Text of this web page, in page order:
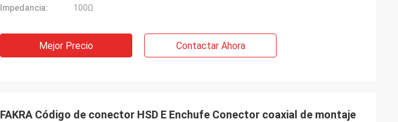
Impedancia:
100Ω
Mejor Precio Contactar Ahora
FAKRA Código de conector HSD E Enchufe Conector coaxial de montaje